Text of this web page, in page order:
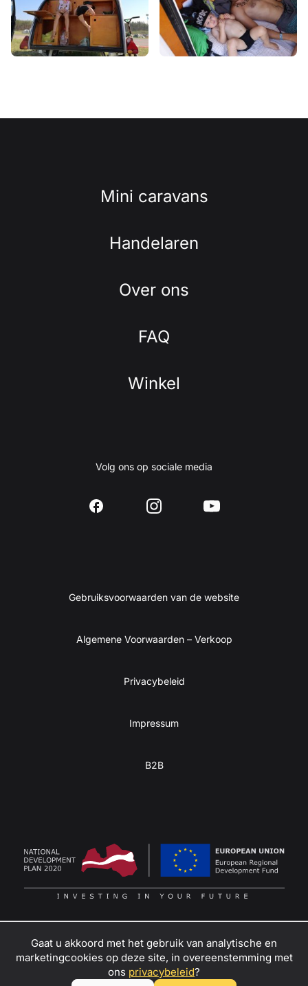
Zet je passie voor avontuur om in winst
Mini caravans
Handelaren
Over ons
FAQ
Winkel
Volg ons op sociale media
Gebruiksvoorwaarden van de website
Algemene Voorwaarden – Verkoop
Privacybeleid
Impressum
B2B
Gaat u akkoord met het gebruik van analytische en
marketingcookies op deze site, in overeenstemming met
ons privacybeleid?